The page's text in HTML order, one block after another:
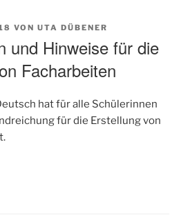
VON UTA DÜBENER
und Hinweise für die
Facharbeiten
hat für alle Schülerinnen
für die Erstellung von